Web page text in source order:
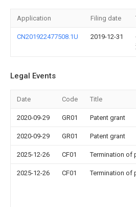
Application Filing date
CN201922477508.1U 2019-12-31
Legal Events
Date Code Title
2020-09-29 GR01 Patent grant
2020-09-29 GR01 Patent grant
2025-12-26 CF01 Termination of
2025-12-26 CF01 Termination of